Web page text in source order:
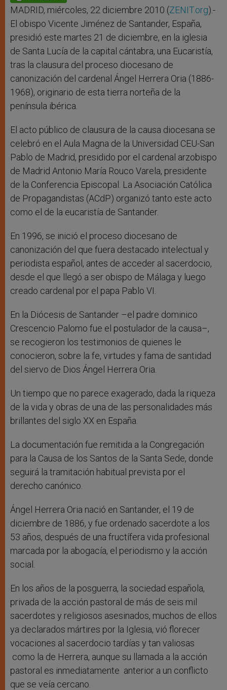
r
MADRID, miércoles, 22 diciembre 2010 (ZENIT.org).-
El obispo Vicente Jiménez de Santander, España,
presidió este martes 21 de diciembre, en la iglesia
de Santa Lucía de la capital cántabra, una Eucaristía,
tras la clausura del proceso diocesano de
canonización del cardenal Ángel Herrera Oria (1886-
1968), originario de esta tierra norteña de la
península ibérica.
El acto público de clausura de la causa diocesana se
celebró en el Aula Magna de la Universidad CEU-San
Pablo de Madrid, presidido por el cardenal arzobispo
de Madrid Antonio María Rouco Varela, presidente
de la Conferencia Episcopal. La Asociación Católica
de Propagandistas (ACdP) organizó tanto este acto
como el de la eucaristía de Santander.
En 1996, se inició el proceso diocesano de
canonización del que fuera destacado intelectual y
periodista español, antes de acceder al sacerdocio,
desde el que llegó a ser obispo de Málaga y luego
creado cardenal por el papa Pablo VI.
En la Diócesis de Santander –el padre dominico
Crescencio Palomo fue el postulador de la causa–,
se recogieron los testimonios de quienes le
conocieron, sobre la fe, virtudes y fama de santidad
del siervo de Dios Ángel Herrera Oria.
Un tiempo que no parece exagerado, dada la riqueza
de la vida y obras de una de las personalidades más
brillantes del siglo XX en España.
La documentación fue remitida a la Congregación
para la Causa de los Santos de la Santa Sede, donde
seguirá la tramitación habitual prevista por el
derecho canónico.
Ángel Herrera Oria nació en Santander, el 19 de
diciembre de 1886, y fue ordenado sacerdote a los
53 años, después de una fructífera vida profesional
marcada por la abogacía, el periodismo y la acción
social.
En los años de la posguerra, la sociedad española,
privada de la acción pastoral de más de seis mil
sacerdotes y religiosos asesinados, muchos de ellos
ya declarados mártires por la Iglesia, vió florecer
vocaciones al sacerdocio tardías y tan valiosas
como la de Herrera, aunque su llamada a la acción
pastoral es inmediatamente anterior a un conflicto
que se veía cercano.